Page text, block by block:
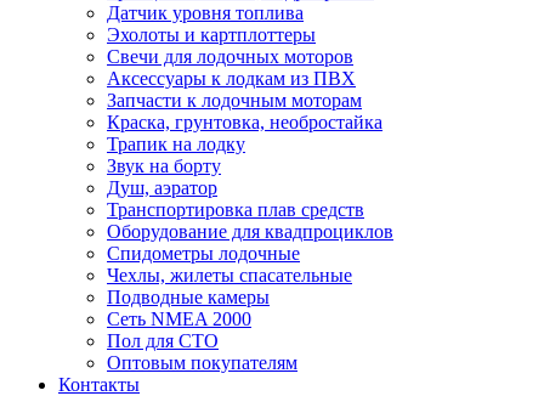
Датчик уровня топлива
Эхолоты и картплоттеры
Cвечи для лодочных моторов
Аксессуары к лодкам из ПВХ
Запчасти к лодочным моторам
Краска, грунтовка, необростайка
Трапик на лодку
Звук на борту
Душ, аэратор
Транспортировка плав средств
Оборудование для квадпроциклов
Спидометры лодочные
Чехлы, жилеты спасательные
Подводные камеры
Сеть NMEA 2000
Пол для СТО
Оптовым покупателям
Контакты